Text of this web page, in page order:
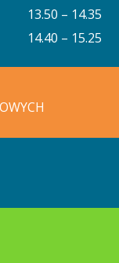
13.50 – 14.35
14.40 – 15.25